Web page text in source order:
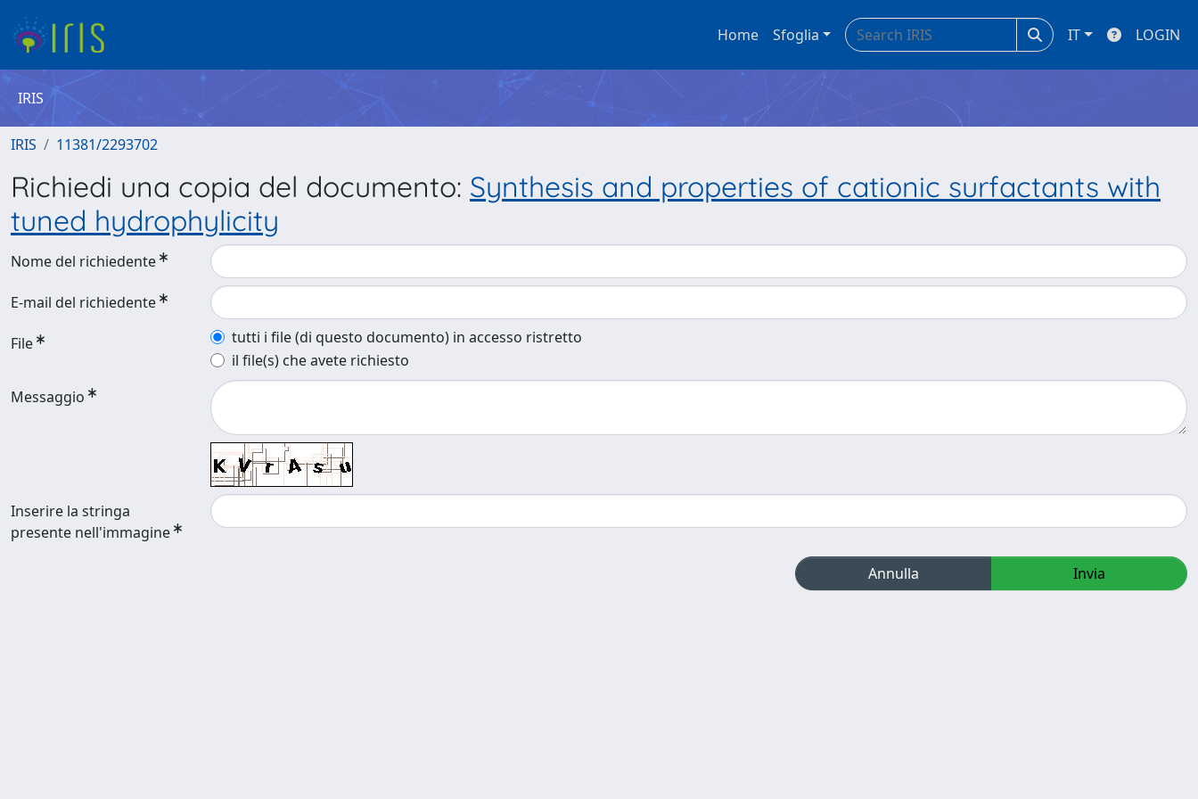
Home Sfoglia IT LOGIN
IRIS
IRIS 11381/2293702
Richiedi una copia del documento: Synthesis and properties of cationic surfactants with
tuned hydrophylicity
Nome del richiedente
E-mail del richiedente
File
tutti i file (di questo documento) in accesso ristretto
il file(s) che avete richiesto
Messaggio
Inserire la stringa
presente nell'immagine
Annulla Invia